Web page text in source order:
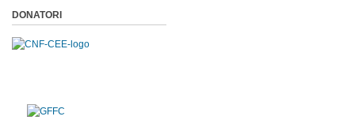
DONATORI